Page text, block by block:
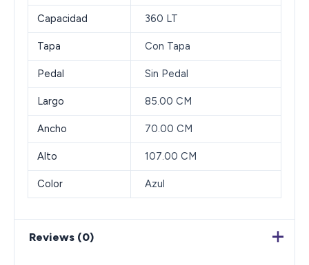
Capacidad 360 LT
Tapa Con Tapa
Pedal Sin Pedal
Largo 85.00 CM
Ancho 70.00 CM
Alto 107.00 CM
Color Azul
Reviews (0)